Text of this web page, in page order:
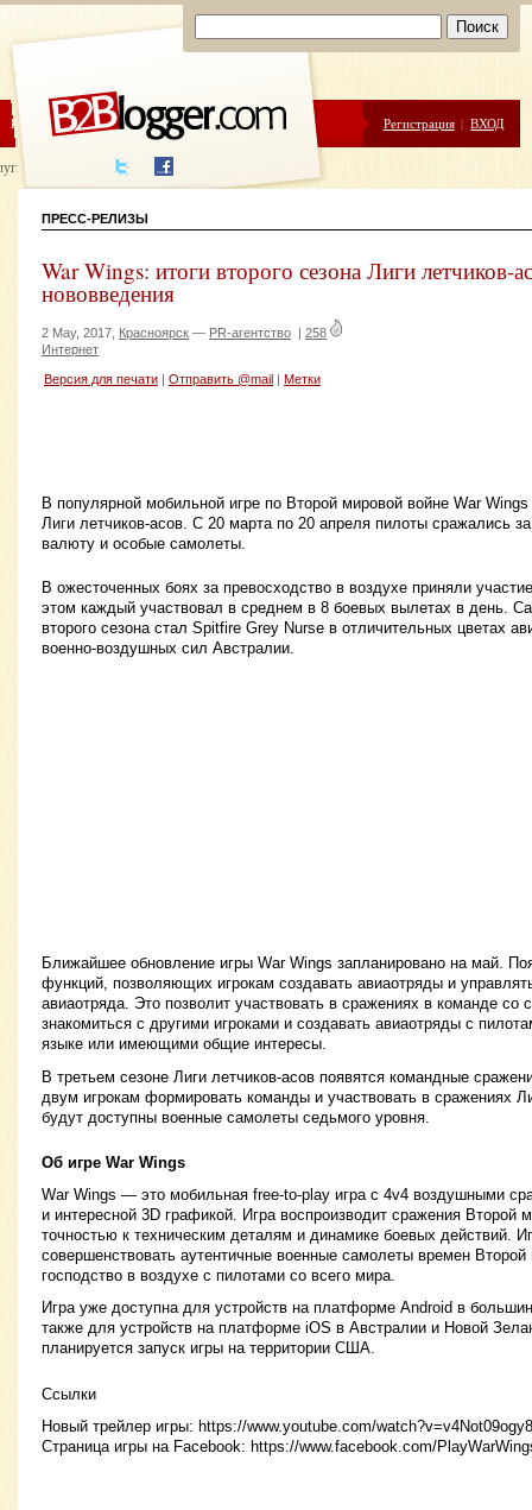
ЦЕНЫ ПОМОЩЬ Регистрация | ВХОД
написания
ПРЕСС-РЕЛИЗЫ
War Wings: итоги второго сезона Лиги летчиков-
нововведения
2 May, 2017, Красноярск — PR-агентство | 258
Интернет
Версия для печати Отправить @mail Метки
В популярной мобильной игре по Второй мировой войне War
Лиги летчиков-асов. С 20 марта по 20 апреля пилоты сражались
валюту и особые самолеты.
В ожесточенных боях за превосходство в воздухе приняли
этом каждый участвовал в среднем в 8 боевых вылетах в день.
второго сезона стал Spitfire Grey Nurse в отличительных цветах
военно-воздушных сил Австралии.
Ближайшее обновление игры War Wings запланировано на май.
функций, позволяющих игрокам создавать авиаотряды и
авиаотряда. Это позволит участвовать в сражениях в команде со
знакомиться с другими игроками и создавать авиаотряды с
языке или имеющими общие интересы.
В третьем сезоне Лиги летчиков-асов появятся командные
двум игрокам формировать команды и участвовать в сражениях
будут доступны военные самолеты седьмого уровня.
Об игре War Wings
War Wings — это мобильная free-to-play игра с 4v4 воздушными
и интересной 3D графикой. Игра воспроизводит сражения Второй
точностью к техническим деталям и динамике боевых действий.
совершенствовать аутентичные военные самолеты времен
господство в воздухе с пилотами со всего мира.
Игра уже доступна для устройств на платформе Android в
также для устройств на платформе iOS в Австралии и Новой
планируется запуск игры на территории США.
Ссылки
Новый трейлер игры: https://www.youtube.com/watch?v=v4Not09ogy8
Страница игры на Facebook: https://www.facebook.com/